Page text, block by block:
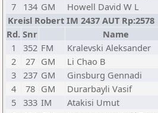
7
134 GM Howell David W L
Kreisl Robert IM 2437 AUT Rp:2578
Rd. Snr Name
1
352 FM Kralevski Aleksander
2
27 GM Li Chao B
3 237 GM Ginsburg Gennadi
4
78 GM Durarbayli Vasif
5 333 IM Atakisi Umut